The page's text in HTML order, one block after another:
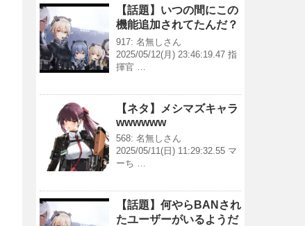
【話題】いつの間にこの
機能追加されてたんだ？
917: 名無しさん
2025/05/12(月) 23:46:19.47 指
揮官 …
【ネタ】メシマズキャラ
wwwwww
568: 名無しさん
2025/05/11(日) 11:29:32.55 マ
ーち …
【話題】何やらBANされ
たユーザーがいるようだ